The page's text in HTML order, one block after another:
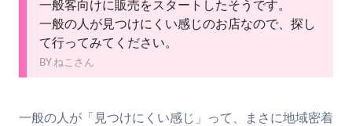
一般客向けに販売をスタートしたそうです。
一般の人が見つけにくい感じのお店なので、探し
て行ってみてください。
BY ねこさん
一般の人が「見つけにくい感じ」って、まさに地域密着